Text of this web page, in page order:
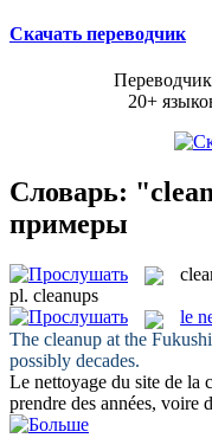
Скачать переводчик
20+
Словарь:
примеры
pl. cleanups
le
The cleanup at the
possibly decades.
Le nettoyage du site de la
prendre des années, voire